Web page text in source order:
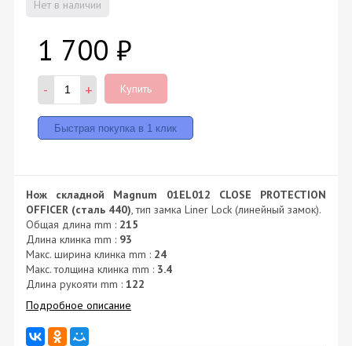
Нет в наличии
1 700 ₽
- + Купить
Нож складной Magnum 01EL012 CLOSE PROTECTION
OFFICER (сталь 440), тип замка Liner Lock (линейный замок).
Общая длина mm : 215
Длина клинка mm : 93
Макс. ширина клинка mm : 24
Макс. толщина клинка mm : 3.4
Длина рукояти mm : 122
Подробное описание